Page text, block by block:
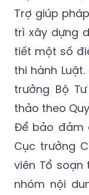
Trợ giúp
trì xây dựng
tiết một số
thi hành
trưởng Bộ
thảo theo
Để bảo đảm
Cục trưởng
viên Tổ
nhóm nội